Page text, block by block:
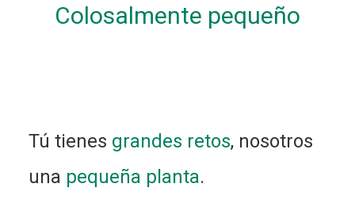
Colosalmente pequeño
Tú tienes grandes retos, nosotros
una pequeña planta.